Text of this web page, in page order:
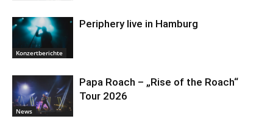
Konzertberichte
Periphery live in Hamburg
News
Papa Roach – „Rise of the Roach“
Tour 2026